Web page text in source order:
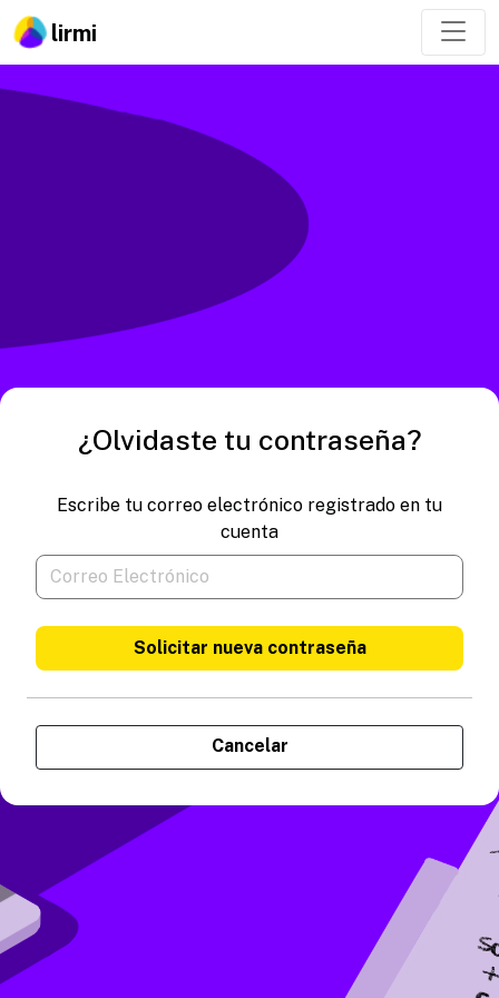
lirmi
¿Olvidaste tu contraseña?
Escribe tu correo electrónico registrado en tu
cuenta
Solicitar nueva contraseña
Cancelar